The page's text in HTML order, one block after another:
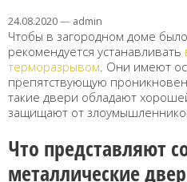
24.08.2020— admin
Чтобы в загородном доме
рекомендуется устанавливать
терморазрывом. Они имеют
препятствующую
такие двери обладают
защищают от
Что представляют
металлические